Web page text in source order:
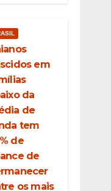
em
da
de
tem
de
de
os mais